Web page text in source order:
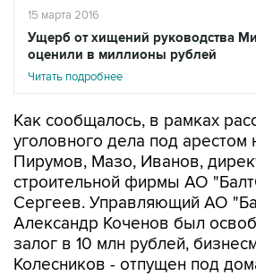
15 марта 2016
Ущерб от хищений руководства
оценили в миллионы рублей
Читать подробнее
Как сообщалось, в рамках
уголовного дела под арестом
Пирумов, Мазо, Иванов,
строительной фирмы АО
Сергеев. Управляющий АО
Александр Коченов был
залог в 10 млн рублей,
Колесников - отпущен под